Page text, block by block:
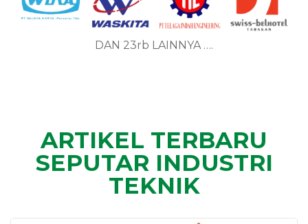
DAN 23rb LAINNYA ….
ARTIKEL TERBARU
SEPUTAR INDUSTRI
TEKNIK